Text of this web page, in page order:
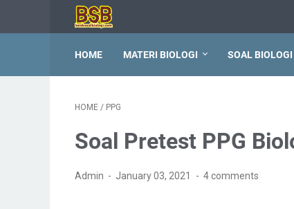
HOME MATERI BIOLOGI SOAL BIOLOGI
HOME / PPG
Soal Pretest PPG
Admin January 03, 2021 4 comments